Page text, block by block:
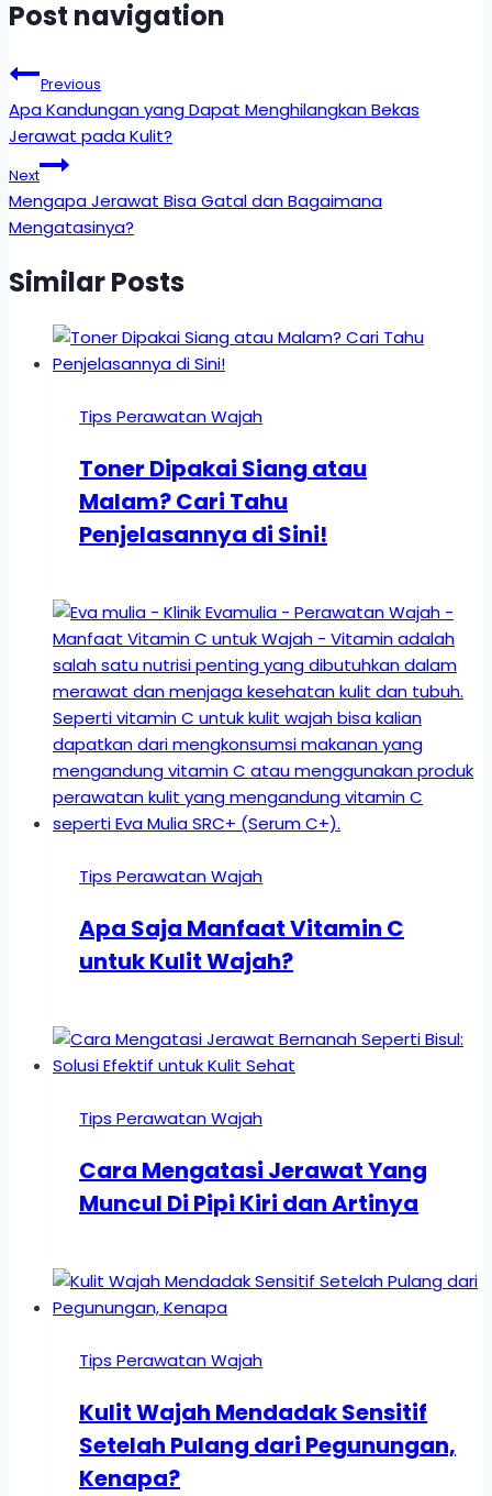
Post navigation
Previous
Apa Kandungan yang Dapat Menghilangkan Bekas
Jerawat pada Kulit?
Next
Mengapa Jerawat Bisa Gatal dan Bagaimana
Mengatasinya?
Similar Posts
Tips Perawatan Wajah
Toner Dipakai Siang atau
Malam? Cari Tahu
Penjelasannya di Sini!
Tips Perawatan Wajah
Apa Saja Manfaat Vitamin C
untuk Kulit Wajah?
Tips Perawatan Wajah
Cara Mengatasi Jerawat Yang
Muncul Di Pipi Kiri dan Artinya
Tips Perawatan Wajah
Kulit Wajah Mendadak Sensitif
Setelah Pulang dari Pegunungan,
Kenapa?